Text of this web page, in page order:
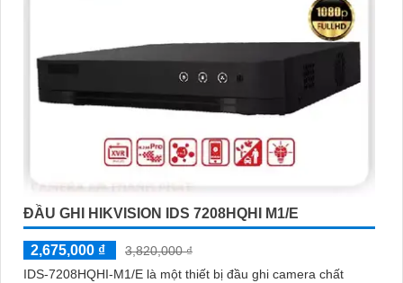
ĐẦU GHI HIKVISION IDS 7208HQHI M1/E
2,675,000 ₫
3,820,000 ₫
IDS-7208HQHI-M1/E là một thiết bị đầu ghi camera chất